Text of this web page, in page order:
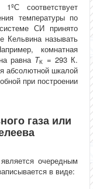
соответствует
температуры по
СИ принято
Кельвина называть
комнатная
равна TК = 293 К.
абсолютной шкалой
при построении
газа или
очередным
в виде: